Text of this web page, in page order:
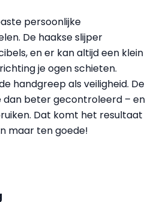
persoonlijke
De haakse slijper
en er kan altijd een klein
je ogen schieten.
handgreep als veiligheid. De
dan beter gecontroleerd – en
Dat komt het resultaat
maar ten goede!